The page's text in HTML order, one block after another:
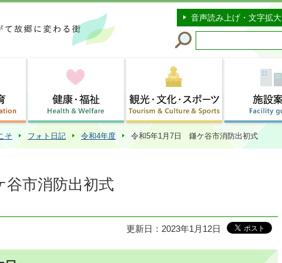
このページの本文へ移動
音声読み上げ・文字拡大
そ フォト日記 令和4年度 令和5年1月7日 鎌ケ谷市消防出初式
市消防出初式
更新日：2023年1月12日